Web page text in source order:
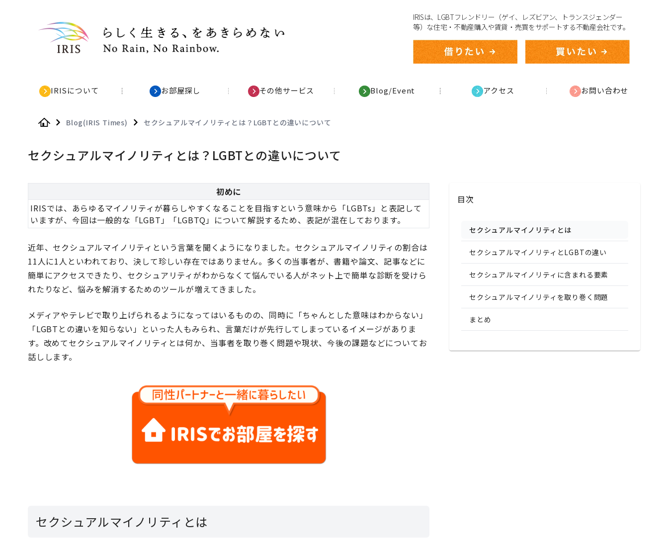
IRISは、LGBTフレンドリー（ゲイ、レズビアン、トランスジェンダー
等）な住宅・不動産購入や賃貸・売買をサポートする不動産会社です。
IRISについて お部屋探し その他サービス Blog/Event アクセス お問い合わせ
Blog(IRIS Times) セクシュアルマイノリティとは？LGBTとの違いについて
セクシュアルマイノリティとは？LGBTとの違いについて
初めに
IRISでは、あらゆるマイノリティが暮らしやすくなることを目指すという意味から「LGBTs」と表記して
いますが、今回は一般的な「LGBT」「LGBTQ」について解説するため、表記が混在しております。
近年、セクシュアルマイノリティという言葉を聞くようになりました。セクシュアルマイノリティの割合は
11人に1人といわれており、決して珍しい存在ではありません。多くの当事者が、書籍や論文、記事などに
簡単にアクセスできたり、セクシュアリティがわからなくて悩んでいる人がネット上で簡単な診断を受けら
れたりなど、悩みを解消するためのツールが増えてきました。
メディアやテレビで取り上げられるようになってはいるものの、同時に「ちゃんとした意味はわからない」
「LGBTとの違いを知らない」といった人もみられ、言葉だけが先行してしまっているイメージがありま
す。改めてセクシュアルマイノリティとは何か、当事者を取り巻く問題や現状、今後の課題などについてお
話しします。
セクシュアルマイノリティとは
目次
セクシュアルマイノリティとは
セクシュアルマイノリティとLGBTの違い
セクシュアルマイノリティに含まれる要素
セクシュアルマイノリティを取り巻く問題
まとめ